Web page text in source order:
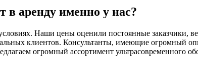
в аренду именно у нас?
Наши цены оценили постоянные заказчики,
клиентов. Консультанты, имеющие огромный
огромный ассортимент ультрасовременного